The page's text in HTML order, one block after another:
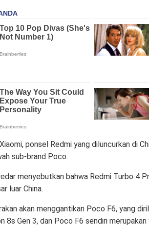
ponsel Redmi yang diluncurkan di
sub-brand Poco.
menyebutkan bahwa Redmi Turbo 4
luar China.
akan menggantikan Poco F6, yang
8s Gen 3, dan Poco F6 sendiri